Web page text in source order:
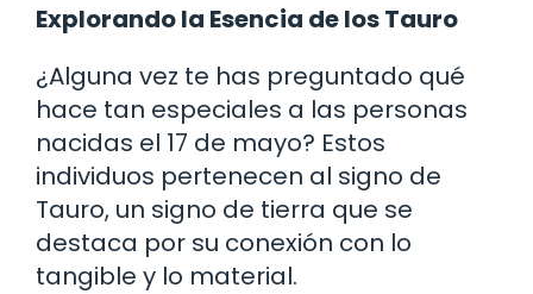
Explorando la Esencia de los Tauro
¿Alguna vez te has preguntado qué
hace tan especiales a las personas
nacidas el 17 de mayo? Estos
individuos pertenecen al signo de
Tauro, un signo de tierra que se
destaca por su conexión con lo
tangible y lo material.